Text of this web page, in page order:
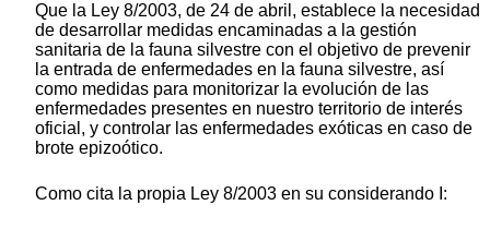
Que la Ley 8/2003, de 24 de abril, establece la necesidad
de desarrollar medidas encaminadas a la gestión
sanitaria de la fauna silvestre con el objetivo de prevenir
la entrada de enfermedades en la fauna silvestre, así
como medidas para monitorizar la evolución de las
enfermedades presentes en nuestro territorio de interés
oficial, y controlar las enfermedades exóticas en caso de
brote epizoótico.
Como cita la propia Ley 8/2003 en su considerando I: